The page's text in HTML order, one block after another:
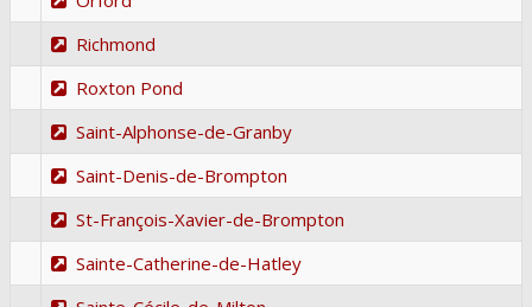
Richmond
Roxton Pond
Saint-Alphonse-de-Granby
Saint-Denis-de-Brompton
St-François-Xavier-de-Brompton
Sainte-Catherine-de-Hatley